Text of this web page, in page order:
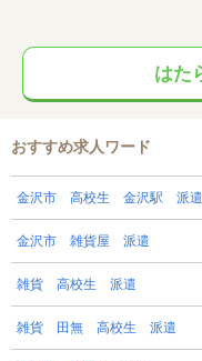
はた
おすすめ求人ワード
金沢市 高校生 金沢駅 派遣
金沢市 雑貨屋 派遣
雑貨 高校生 派遣
雑貨 田無 高校生 派遣